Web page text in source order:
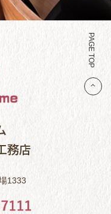
PAGE TOP
務店
1333